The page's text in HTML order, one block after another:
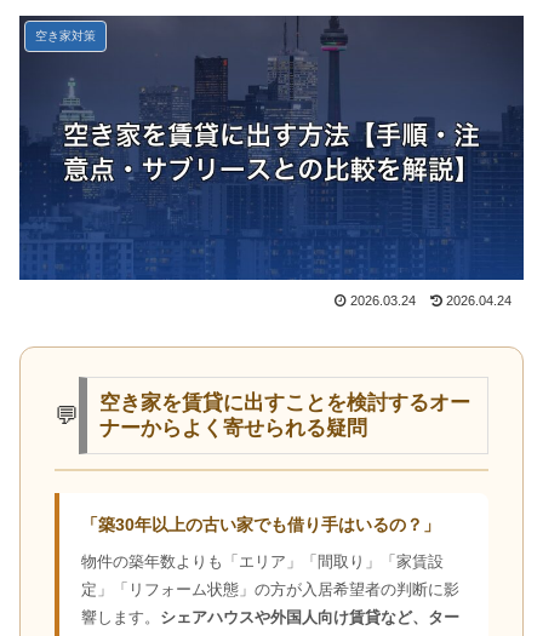
空き家対策
2026.03.24 2026.04.24
💬
空き家を賃貸に出すことを検討するオー
ナーからよく寄せられる疑問
「築30年以上の古い家でも借り手はいるの？」
物件の築年数よりも「エリア」「間取り」「家賃設
定」「リフォーム状態」の方が入居希望者の判断に影
響します。 シェアハウスや外国人向け賃貸など、ター